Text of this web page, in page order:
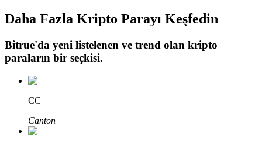
Krediler
Kripto destekli borçlanma hizmeti
Daha Fazla Kripto Parayı Keşfedin
Bitrue'da yeni listelenen ve trend olan kripto
paraların bir seçkisi.
CC
Canton